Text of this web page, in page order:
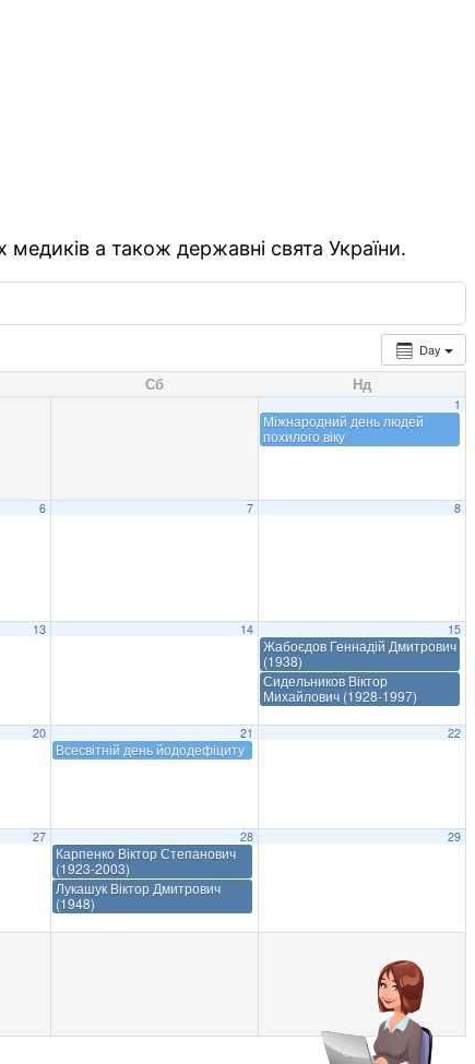
медиків а також державні свята України.
Day
Сб Нд
1
Міжнародний день людей
похилого віку
6 7 8
13 14 15
Жабоєдов Геннадій Дмитрович
(1938)
Сидельников Віктор
Михайлович (1928-1997)
20 21
Всесвітній день йододефіциту
22
27 28
Карпенко Віктор Степанович
(1923-2003)
Лукашук Віктор Дмитрович
(1948)
29